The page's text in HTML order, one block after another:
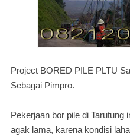
Project BORED PILE PLTU
Sebagai Pimpro.
Pekerjaan bor pile di
agak lama, karena kondisi